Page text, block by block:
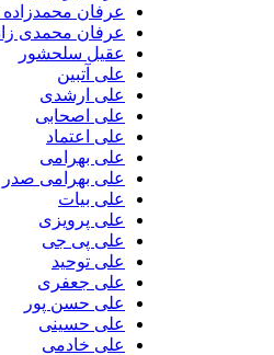
عرفان محمدزاده و
عرفان محمدی زاده
عقیل سلحشور
علی آتبین
علی ارشدی
علی اصحابی
علی اعتماد
علی بهرامی
علی بهرامی صدر
علی بیات
علی پرویزی
علی پی جی
علی توحید
علی جعفری
علی حسن پور
علی حسینی
علی خادمی